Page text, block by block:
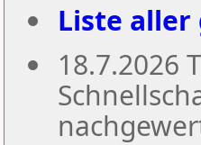
Liste aller
18.7.2026